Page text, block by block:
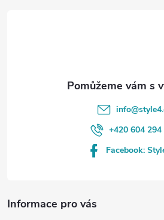
Informace pro vás
info@
+420 604 294
Facebook: